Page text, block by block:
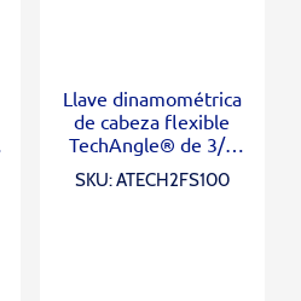
Llave dinamométrica
de cabeza flexible
TechAngle® de 3/8
SKU: ATECH2FS100